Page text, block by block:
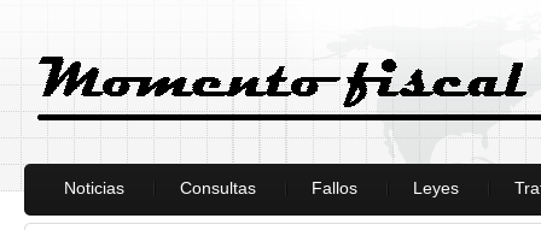
Noticias Consultas Fallos Leyes